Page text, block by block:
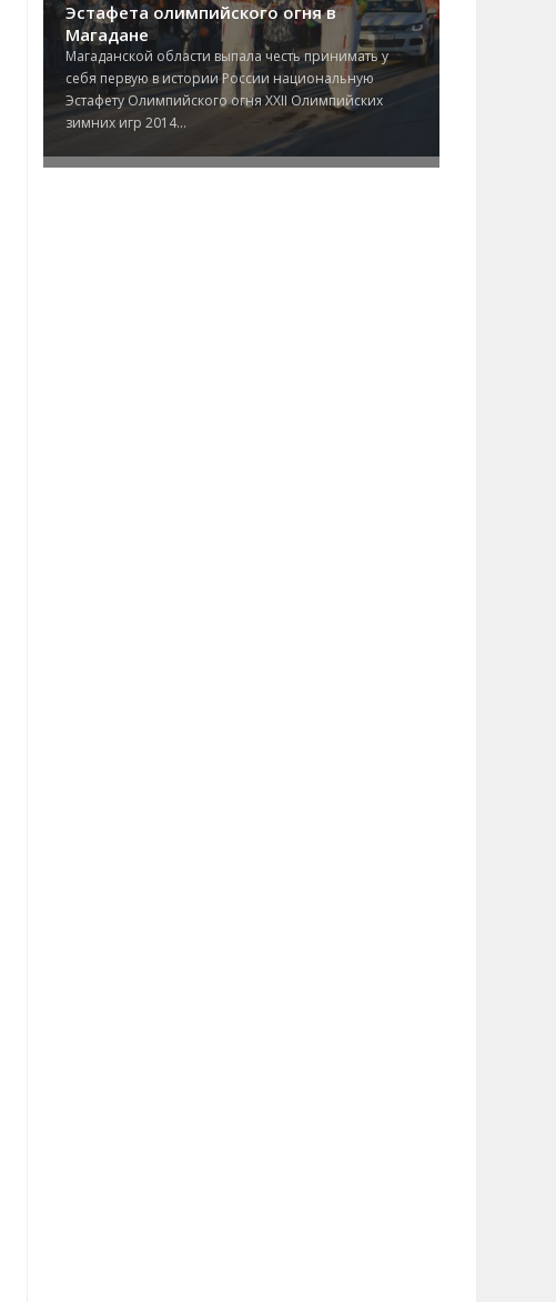
Эстафета олимпийского огня в
Магадане
Магаданской области выпала честь принимать у
себя первую в истории России национальную
Эстафету Олимпийского огня XXII Олимпийских
зимних игр 2014...